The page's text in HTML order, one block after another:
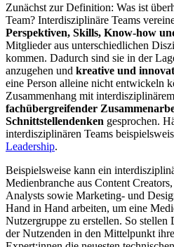
Zunächst zur Definition: Was ist
Team? Interdisziplinäre Teams
Perspektiven, Skills, Know-how
Mitglieder aus unterschiedlichen
kommen. Dadurch sind sie in der
anzugehen und kreative und
eine Person alleine nicht entwickeln
Zusammenhang mit
fachübergreifender
Schnittstellendenken gesprochen.
interdisziplinären Teams
Leadership.
Beispielsweise kann ein
Medienbranche aus Content
Analysts sowie Marketing- und
Hand in Hand arbeiten, um eine
Nutzergruppe zu erstellen. So stellen
der Nutzenden in den Mittelpunkt